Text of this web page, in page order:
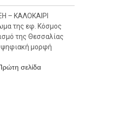
– ΚΑΛΟΚΑΙΡΙ
της εφ. Κόσμος
της Θεσσαλίας
ψηφιακή μορφή